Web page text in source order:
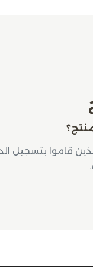
قاموا بتسجيل